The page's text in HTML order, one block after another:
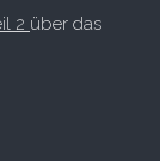
2 über das